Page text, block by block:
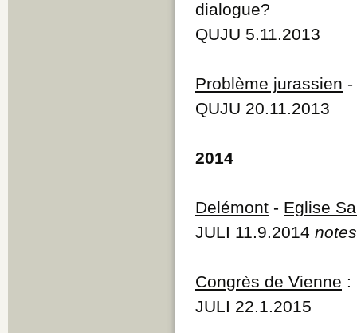
dialogue?
QUJU 5.11.2013
Problème jurassien -
QUJU 20.11.2013
2014
Delémont - Eglise
JULI 11.9.2014
Congrès de Vienne :
JULI 22.1.2015